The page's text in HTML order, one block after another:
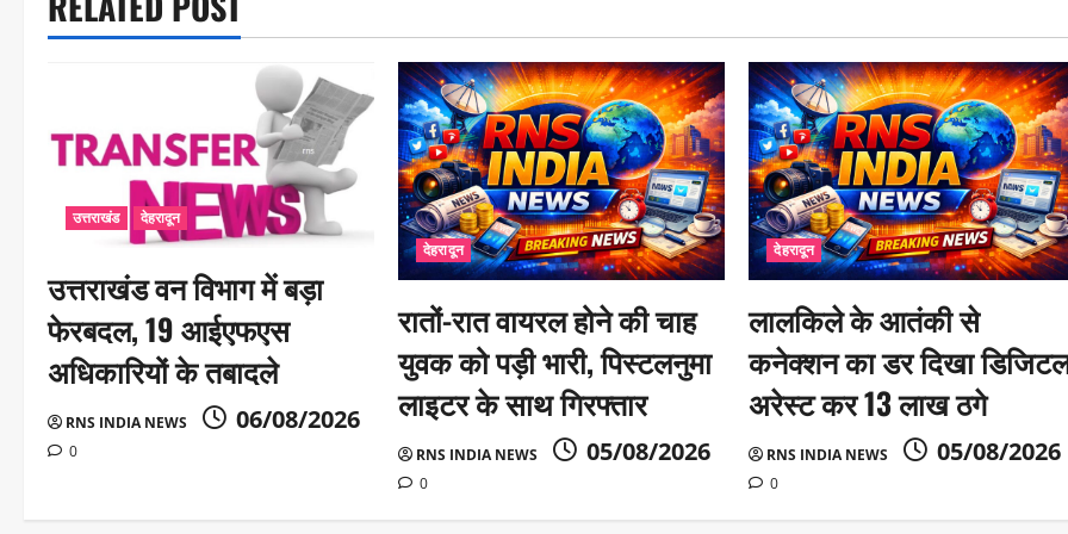
i
a
t
n
उत्तराखंड देहरादून
उत्तराखंड वन विभाग में बड़ा
फेरबदल, 19 आईएफएस
अधिकारियों के तबादले
RNS INDIA NEWS 06/08/2026
0
देहरादून
रातों-रात वायरल होने की चाह
युवक को पड़ी भारी, पिस्टलनुमा
लाइटर के साथ गिरफ्तार
RNS INDIA NEWS 05/08/2026
0
देहरादून
लालकिले के आतंकी से
कनेक्शन का डर दिखा
अरेस्ट कर 13 लाख ठगे
RNS INDIA NEWS 05/08/2026
0